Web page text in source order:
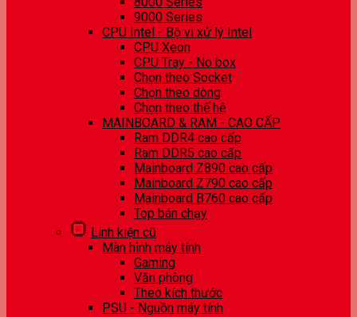
9000 Series
CPU Intel - Bộ vi xử lý Intel
CPU Xeon
CPU Tray - No box
Chọn theo Socket
Chọn theo dòng
Chọn theo thế hệ
MAINBOARD & RAM - CAO CẤP
Ram DDR4 cao cấp
Ram DDR5 cao cấp
Mainboard Z890 cao cấp
Mainboard Z790 cao cấp
Mainboard B760 cao cấp
Top bán chạy
Linh kiện cũ
Màn hình máy tính
Gaming
Văn phòng
Theo kích thước
PSU - Nguồn máy tính